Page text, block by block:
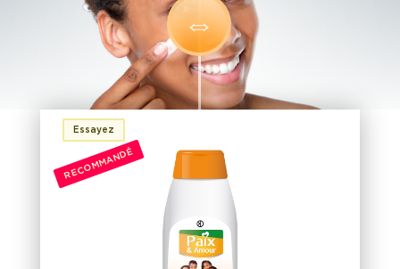
Essayez
RECOMMANDÉ